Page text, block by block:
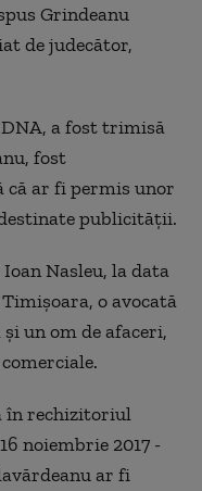
Grindeanu
de judecător,
a fost trimisă
fost
că ar fi permis unor
publicităţii.
Nasleu, la data
o avocată
un om de afaceri,
în rechizitoriul
noiembrie 2017 -
ar fi